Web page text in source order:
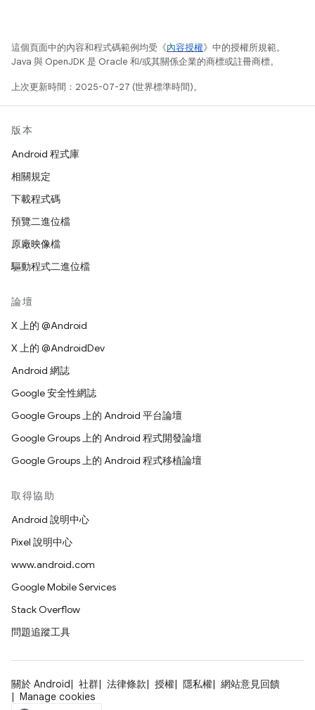
這個頁面中的內容和程式碼範例均受《內容授權》中的授權所規範。
Java 與 OpenJDK 是 Oracle 和/或其關係企業的商標或註冊商標。
上次更新時間：2025-07-27 (世界標準時間)。
版本
Android 程式庫
相關規定
下載程式碼
預覽二進位檔
原廠映像檔
驅動程式二進位檔
論壇
X 上的 @Android
X 上的 @AndroidDev
Android 網誌
Google 安全性網誌
Google Groups 上的 Android 平台論壇
Google Groups 上的 Android 程式開發論壇
Google Groups 上的 Android 程式移植論壇
取得協助
Android 說明中心
Pixel 說明中心
www.android.com
Google Mobile Services
Stack Overflow
問題追蹤工具
關於 Android 社群 法律條款 授權 隱私權
網站意見回饋
Manage cookies